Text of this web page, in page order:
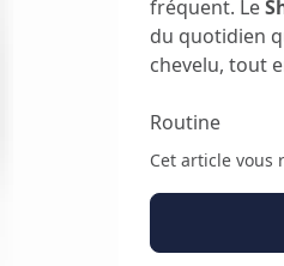
fréquent. Le
du quotidien
chevelu, tout
Routine
Cet article vous